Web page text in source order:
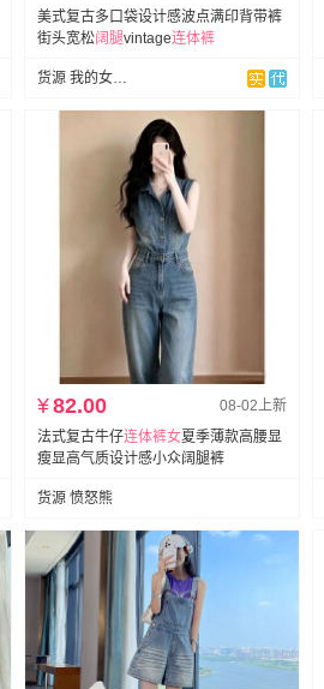
美式复古多口袋设计感波点满印背带裤
街头宽松阔腿vintage连体裤
货源 我的女孩牛仔
08-02上新
¥82.00
法式复古牛仔连体裤女夏季薄款高腰显
瘦显高气质设计感小众阔腿裤
货源 愤怒熊